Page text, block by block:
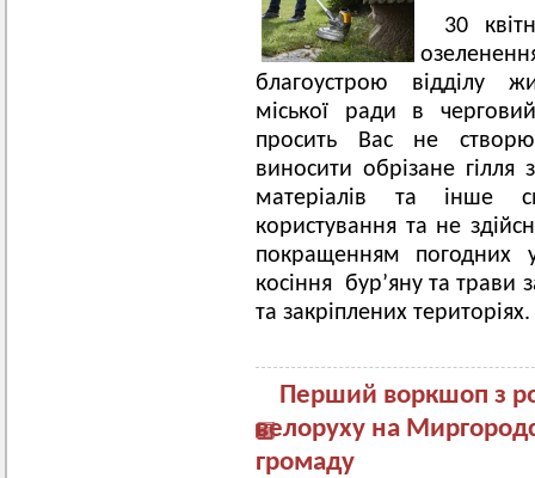
30
благоустрою відділу
міської ради в
просить Вас не
виносити обрізане гілля
матеріалів та інше
користування та не
покращенням погодних
косіння бур’яну та
та закріплених територіях.
Перший воркшоп з
велоруху на
громаду